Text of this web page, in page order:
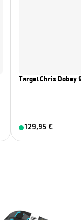
Target Chris Dobey
129,95 €